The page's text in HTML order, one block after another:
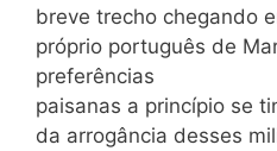
breve trecho chegando
próprio português de
preferências
paisanas a princípio se
da arrogância desses